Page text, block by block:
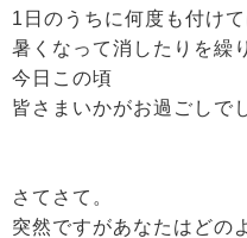
1日のうちに何度も付け
暑くなって消したりを繰
今日この頃
皆さまいかがお過ごしで
さてさて。
突然ですがあなたはどの